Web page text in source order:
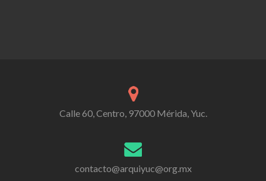
Calle 60, Centro, 97000 Mérida, Yuc.
contacto@arquiyuc@org.mx